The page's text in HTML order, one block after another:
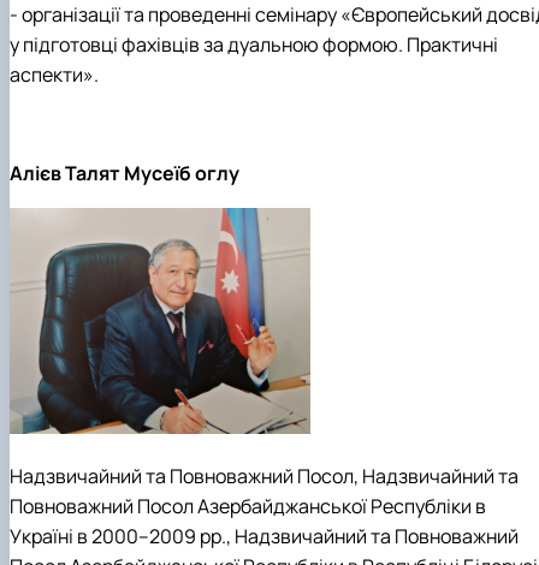
- організації та проведенні семінару «Європейський
у підготовці фахівців за дуальною формою. Практичні
аспекти».
Алієв Талят Мусеїб оглу
Надзвичайний та Повноважний Посол, Надзвичайний та
Повноважний Посол Азербайджанської Республіки в
Україні в 2000–2009 рр., Надзвичайний та Повноважний